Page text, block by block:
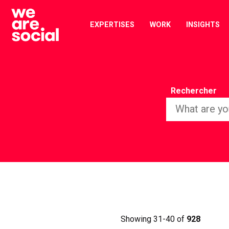
Skip
content
EXPERTISES WORK INSIGHTS
Rechercher
Showing 31-40 of 928